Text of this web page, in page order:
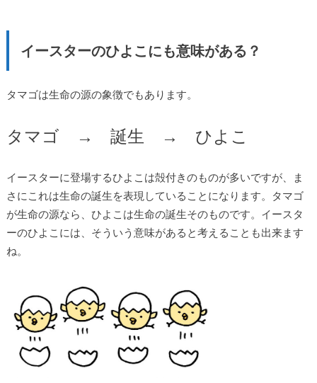
イースターのひよこにも意味がある？
タマゴは生命の源の象徴でもあります。
タマゴ → 誕生 → ひよこ
イースターに登場するひよこは殻付きのものが多いですが、ま
さにこれは生命の誕生を表現していることになります。タマゴ
が生命の源なら、ひよこは生命の誕生そのものです。イースタ
ーのひよこには、そういう意味があると考えることも出来ます
ね。